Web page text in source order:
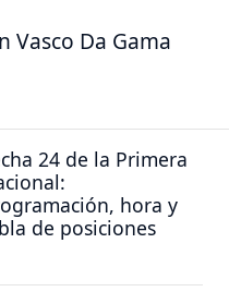
Vasco Da Gama
24 de la Primera
hora y
de posiciones